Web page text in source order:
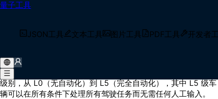
量子工具
JSON工具 文本工具 图片工具 PDF工具 开发者
首页/术语库
什么是 自动驾驶？
工干预的情况下自主导航和运行的技术，它结合了传感器、人工
智能和控制系统。自动驾驶涵盖了 SAE 国际定义的各种自动化
级别，从 L0（无自动化）到 L5（完全自动化），其中 L5 级车
辆可以在所有条件下处理所有驾驶任务而无需任何人工输入。